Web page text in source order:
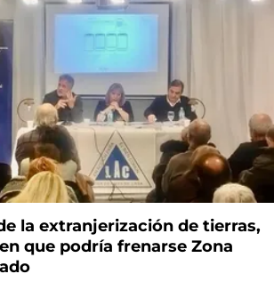
la extranjerización de tierras,
que podría frenarse Zona